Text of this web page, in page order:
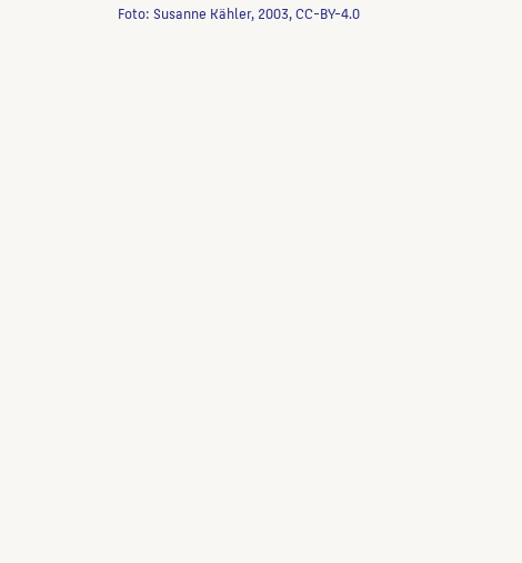
Foto: Susanne Kähler, 2003, CC-BY-4.0